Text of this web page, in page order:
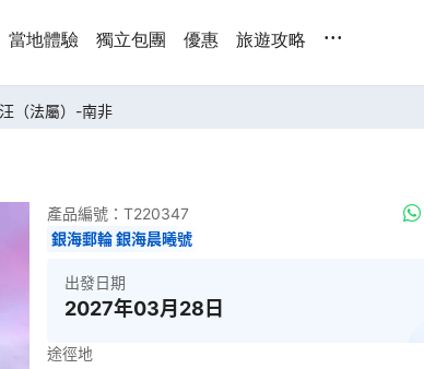
當地體驗 獨立包團 優惠 旅遊攻略 ...
（法屬）-南非
產品編號： T220347
銀海郵輪 銀海晨曦號
出發日期
2027年03月28日
途徑地